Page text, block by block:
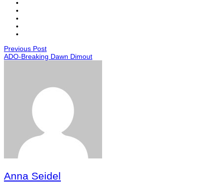
Previous Post
ADO-Breaking Dawn Dimout
Anna Seidel